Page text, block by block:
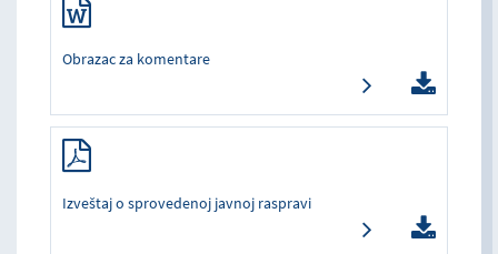
Obrazac za komentare
Izveštaj o sprovedenoj javnoj raspravi